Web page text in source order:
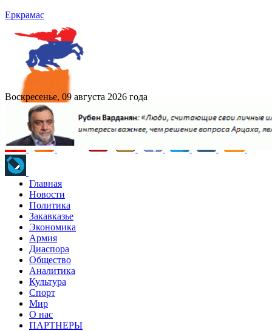
Еркрамас
Воскресенье, 09 августа 2026 года
Главная
Новости
Политика
Закавказье
Экономика
Армия
Диаспора
Общество
Аналитика
Культура
Спорт
Мир
О нас
ПАРТНЕРЫ